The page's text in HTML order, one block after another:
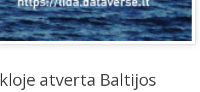
atverta Baltijos